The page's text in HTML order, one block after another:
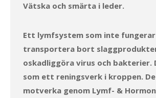
Vätska och smärta i leder.
Ett lymfsystem som inte
transportera bort
oskadliggöra virus och bakterier.
som ett reningsverk i kroppen.
motverka genom Lymf- &